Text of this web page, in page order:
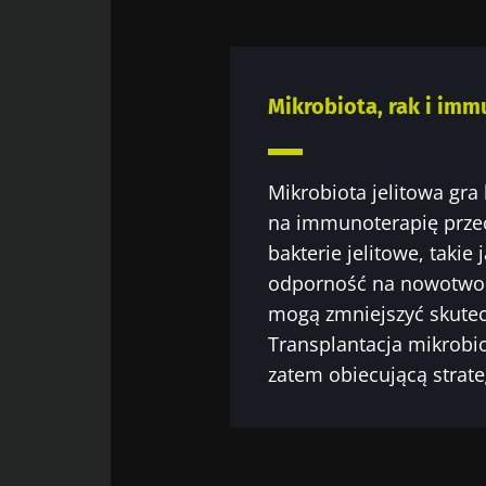
Mikrobiota, rak i
Mikrobiota jelitowa gra
na immunoterapię
bakterie jelitowe, takie
odporność na
mogą zmniejszyć
Transplantacja
zatem obiecującą
Pobyt na
* Pole obowiązkowe
BMI 20-35
23/07/2026
Wpływ
zdrowie